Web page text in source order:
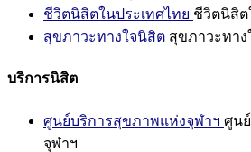
ชีวิตนิสิตในประเทศไทย ชีวิตนิสิต
สุขภาวะทางใจนิสิต สุขภาวะทาง
บริการนิสิต
ศูนย์บริการสุขภาพแห่งจุฬาฯ ศูน
จุฬาฯ